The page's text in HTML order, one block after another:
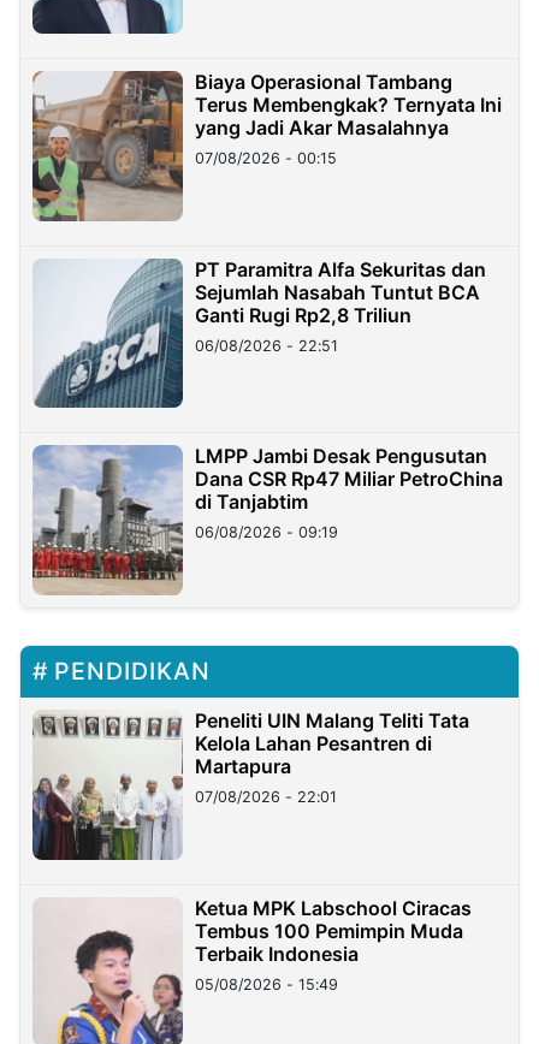
Biaya Operasional Tambang
Terus Membengkak? Ternyata Ini
yang Jadi Akar Masalahnya
07/08/2026 - 00:15
PT Paramitra Alfa Sekuritas dan
Sejumlah Nasabah Tuntut BCA
Ganti Rugi Rp2,8 Triliun
06/08/2026 - 22:51
LMPP Jambi Desak Pengusutan
Dana CSR Rp47 Miliar PetroChina
di Tanjabtim
06/08/2026 - 09:19
PENDIDIKAN
Peneliti UIN Malang Teliti Tata
Kelola Lahan Pesantren di
Martapura
07/08/2026 - 22:01
Ketua MPK Labschool Ciracas
Tembus 100 Pemimpin Muda
Terbaik Indonesia
05/08/2026 - 15:49